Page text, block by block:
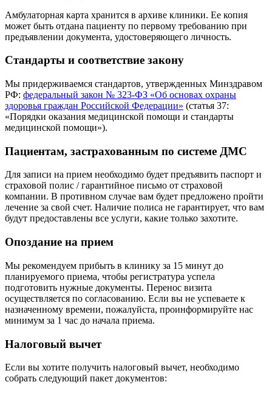
Амбулаторная карта хранится в архиве клиники. Ее копия
может быть отдана пациенту по первому требованию при
предъявлении документа, удостоверяющего личность.
Стандарты и соответствие закону
Мы придерживаемся стандартов, утвержденных Минздравом
РФ: федеральный закон № 323-ФЗ «Об основах охраны
здоровья граждан Российской Федерации» (статья 37:
«Порядки оказания медицинской помощи и стандарты
медицинской помощи»).
Пациентам, застрахованным по системе ДМС
Для записи на прием необходимо будет предъявить паспорт и
страховой полис / гарантийное письмо от страховой
компании. В противном случае вам будет предложено пройти
лечение за свой счет. Наличие полиса не гарантирует, что вам
будут предоставлены все услуги, какие только захотите.
Опоздание на прием
Мы рекомендуем прибыть в клинику за 15 минут до
планируемого приема, чтобы регистратура успела
подготовить нужные документы. Перенос визита
осуществляется по согласованию. Если вы не успеваете к
назначенному времени, пожалуйста, проинформируйте нас
минимум за 1 час до начала приема.
Налоговый вычет
Если вы хотите получить налоговый вычет, необходимо
собрать следующий пакет документов: